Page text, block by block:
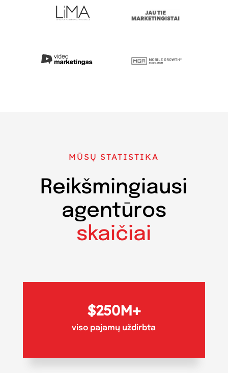
MŪSŲ STATISTIKA
Reikšmingiausi
agentūros
skaičiai
250M+
viso pajamų uždirbta